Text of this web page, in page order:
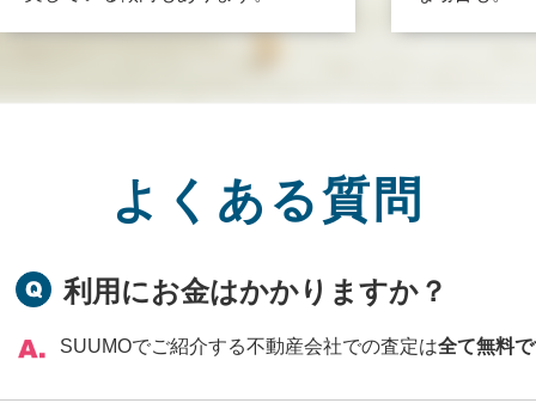
よくある質問
利用にお金はかかりますか？
SUUMOでご紹介する不動産会社での査定は全て無料